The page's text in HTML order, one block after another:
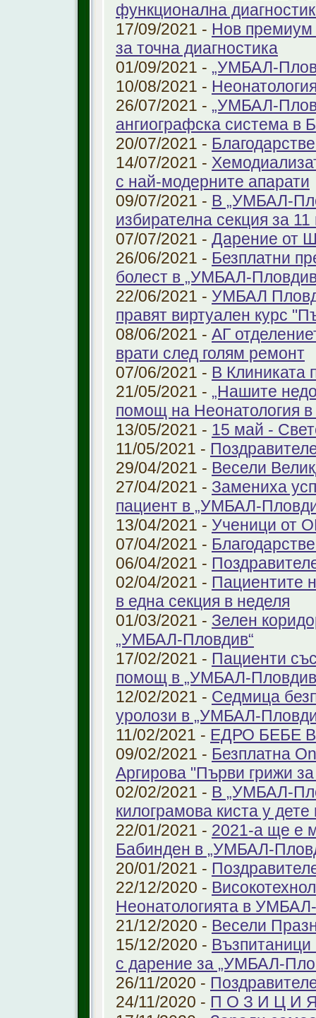
функционална
17/09/2021 - Нов премиум
за точна диагностика
01/09/2021 - „УМБАЛ-
10/08/2021 -
26/07/2021 - „УМБАЛ-
ангиографска система в
20/07/2021 -
14/07/2021 -
с най-модерните апарати
09/07/2021 - В „УМБАЛ-
избирателна секция за 11
07/07/2021 - Дарение от
26/06/2021 - Безплатни
болест в „УМБАЛ-
22/06/2021 - УМБАЛ
правят виртуален курс
08/06/2021 - АГ
врати след голям ремонт
07/06/2021 - В Клиниката
21/05/2021 - „Нашите
помощ на Неонатология
13/05/2021 - 15 май -
11/05/2021 -
29/04/2021 - Весели
27/04/2021 - Замениха
пациент в „УМБАЛ-
13/04/2021 - Ученици от
07/04/2021 -
06/04/2021 -
02/04/2021 - Пациентите
в една секция в неделя
01/03/2021 - Зелен
„УМБАЛ-Пловдив“
17/02/2021 - Пациенти
помощ в „УМБАЛ-
12/02/2021 - Седмица
уролози в „УМБАЛ-
11/02/2021 - ЕДРО БЕБЕ
09/02/2021 - Безплатна
Аргирова "Първи грижи
02/02/2021 - В „УМБАЛ-
килограмова киста у дете
22/01/2021 - 2021-а ще е
Бабинден в „УМБАЛ-
20/01/2021 -
22/12/2020 -
Неонатологията в
21/12/2020 - Весели
15/12/2020 -
с дарение за „УМБАЛ-
26/11/2020 -
24/11/2020 - П О З И Ц И